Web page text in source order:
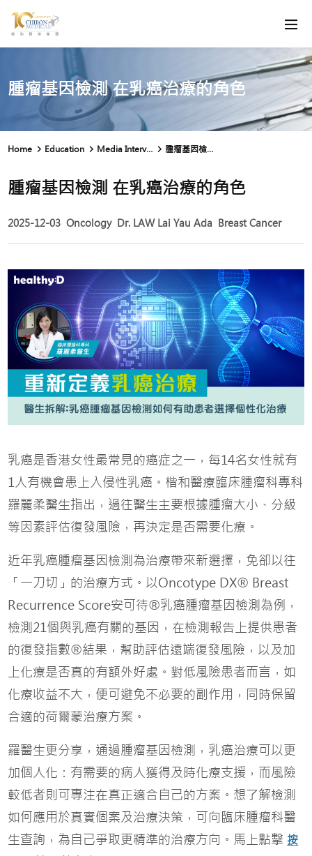
腫瘤基因檢測 在乳癌治療的角色
Home Education Media Interview 腫瘤基因檢測 在乳癌治療的角色
腫瘤基因檢測 在乳癌治療的角色
2025-12-03 Oncology Dr. LAW Lai Yau Ada Breast Cancer
乳癌是香港女性最常見的癌症之一，每14名女性就有
1人有機會患上入侵性乳癌。楷和醫療臨床腫瘤科專科
羅麗柔醫生指出，過往醫生主要根據腫瘤大小、分級
等因素評估復發風險，再決定是否需要化療。
近年乳癌腫瘤基因檢測為治療帶來新選擇，免卻以往
「一刀切」的治療方式。以Oncotype DX® Breast
Recurrence Score安可待®乳癌腫瘤基因檢測為例，
檢測21個與乳癌有關的基因，在檢測報告上提供患者
的復發指數®結果，幫助評估遠端復發風險，以及加
上化療是否真的有額外好處。對低風險患者而言，如
化療收益不大，便可避免不必要的副作用，同時保留
合適的荷爾蒙治療方案。
羅醫生更分享，通過腫瘤基因檢測，乳癌治療可以更
加個人化：有需要的病人獲得及時化療支援，而風險
較低者則可專注在真正適合自己的方案。想了解檢測
如何應用於真實個案及治療決策，可向臨床腫瘤科醫
生查詢，為自己爭取更精準的治療方向。馬上點擊 按